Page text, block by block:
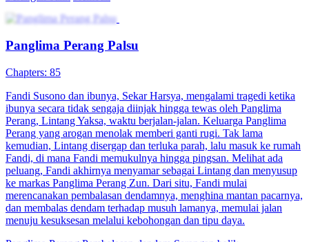
Tokoh pria, Chu Yang, yang berasal dari dunia modern, secara
keliru dipanggil oleh Su Daji dari alam semesta paralel. Ia
menggunakan artefak ajaib bernama Spirit Record, mengira Chu
Yang adalah jiwa yang tersisa dari Raja Zhou. Untuk kembali ke
dunia modern, Chu Yang membuat kesepakatan dengan Su Daji
dengan memanfaatkan kemampuan Spirit Record untuk memanggil
tokoh-tokoh sejarah. Ia berpura-pura menjadi kaisar Dinasti Chu
Agung dan memimpin kerajaan yang sudah rapuh menuju
kehancuran. Untuk itu, Chu Yang sengaja memanggil Konfusius,
Du Fu, dan berbagai panglima perang untuk bertempur, namun